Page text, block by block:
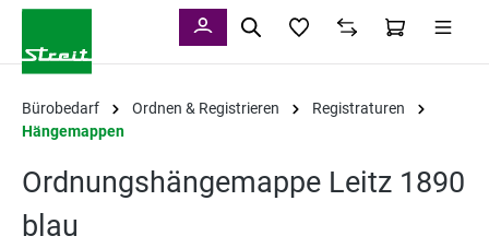
Bürobedarf Ordnen & Registrieren
Registraturen
Hängemappen
Ordnungshängemappe Leitz 1890
blau